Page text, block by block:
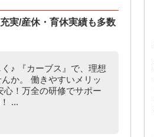
実/産休・育休実績も多数
♪ 『カーブス』で、理想
か。 働きやすいメリッ
心！万全の研修でサポー
...